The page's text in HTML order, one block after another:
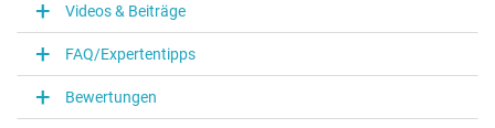
Videos & Beiträge
FAQ/Expertentipps
Bewertungen